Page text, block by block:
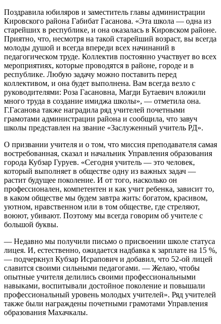
Поздравила юбиляров и заместитель главы администрации
Кировского района Габибат Гасанова. «Эта школа — одна из
старейших в республике, и она оказалась в Кировском районе.
Приятно, что, несмотря на такой старейший возраст, вы всегда
молоды душой и всегда впереди всех начинаний в
педагогическом труде. Коллектив постоянно участвует во всех
мероприятиях, которые проводятся в районе, городе и в
республике. Любую задачу можно поставить перед
коллективом, и она будет выполнена. Вам всегда везло с
руководителями: Роза Гасановна, Магди Бутаевич вложили
много труда в создание имиджа школы», — отметила она.
Г.Гасанова также наградила ряд учителей почетными
грамотами администрации района и сообщила, что завуч
школы представлен на звание «Заслуженный учитель РД».
О призвании учителя и о том, что миссия преподавателя самая
востребованная, сказал и начальник Управления образования
города Кубзар Гуруев. «Сегодня учитель — это человек,
который выполняет в обществе одну из важных задач —
растит будущее поколение. И от того, насколько он
профессионален, компетентен и как учит ребенка, зависит то,
в каком обществе мы будем завтра жить: богатом, красивом,
уютном, нравственном или в том обществе, где стреляют,
воюют, убивают. Поэтому мы всегда говорим об учителе с
большой буквы.
— Недавно мы получили письмо о присвоении школе статуса
лицея. И, естественно, ожидается надбавка к зарплате на 15 %,
— подчеркнул Кубзар Исрапович и добавил, что 52-ой лицей
славится своими сильными педагогами. — Желаю, чтобы
опытные учителя делились своими профессиональными
навыками, воспитывали достойное поколение и повышали
профессиональный уровень молодых учителей». Ряд учителей
также были награждены почетными грамотами Управления
образования Махачкалы.